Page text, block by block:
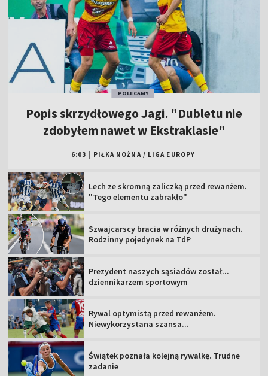
POLECAMY
Popis skrzydłowego Jagi. "Dubletu nie
zdobyłem nawet w Ekstraklasie"
6:03 PIŁKA NOŻNA / LIGA EUROPY
Lech ze skromną zaliczką przed rewanżem.
"Tego elementu zabrakło"
Szwajcarscy bracia w różnych drużynach.
Rodzinny pojedynek na TdP
Prezydent naszych sąsiadów został...
dziennikarzem sportowym
Rywal optymistą przed rewanżem.
Niewykorzystana szansa...
Świątek poznała kolejną rywalkę. Trudne
zadanie